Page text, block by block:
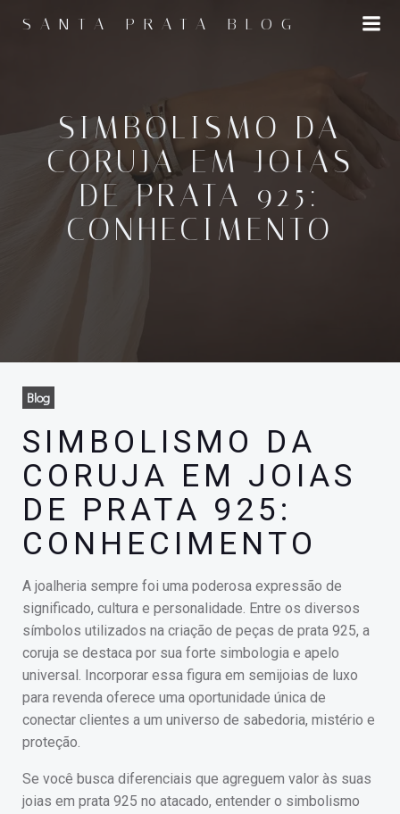
para
SANTA PRATA BLOG
SIMBOLISMO DA
CORUJA EM JOIAS
DE PRATA 925:
CONHECIMENTO
Blog
SIMBOLISMO DA
CORUJA EM JOIAS
DE PRATA 925:
CONHECIMENTO
A joalheria sempre foi uma poderosa expressão de
significado, cultura e personalidade. Entre os diversos
símbolos utilizados na criação de peças de prata 925, a
coruja se destaca por sua forte simbologia e apelo
universal. Incorporar essa figura em semijoias de luxo
para revenda oferece uma oportunidade única de
conectar clientes a um universo de sabedoria, mistério e
proteção.
Se você busca diferenciais que agreguem valor às suas
joias em prata 925 no atacado, entender o simbolismo